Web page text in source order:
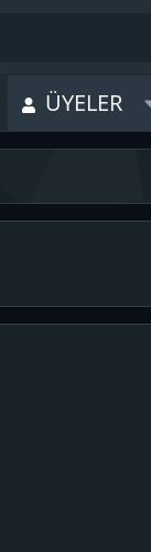
ÜYELER